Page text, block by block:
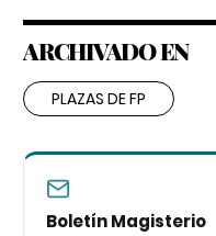
ARCHIVADO EN
PLAZAS DE FP
Boletín Magisterio